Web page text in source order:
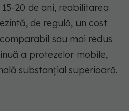
20 de ani, reabilitarea
de regulă, un cost
sau mai redus
a protezelor mobile,
substanțial superioară.